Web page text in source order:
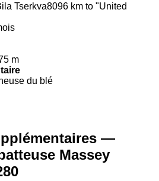
Tserkva8096 km to "United
m
du blé
—
Massey